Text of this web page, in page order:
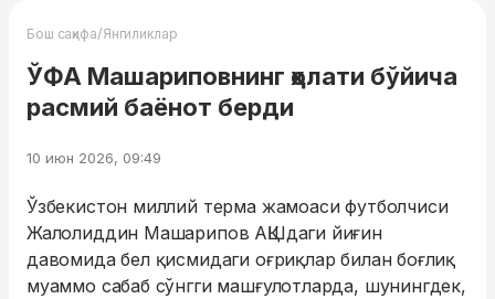
Бош саҳифа/Янгиликлар
ЎФА Машариповнинг ҳолати бўйича
расмий баёнот берди
10 июн 2026, 09:49
Ўзбекистон миллий терма жамоаси футболчиси
Жалолиддин Машарипов АҚШдаги йиғин
давомида бел қисмидаги оғриқлар билан боғлиқ
муаммо сабаб сўнгги машғулотларда, шунингдек,